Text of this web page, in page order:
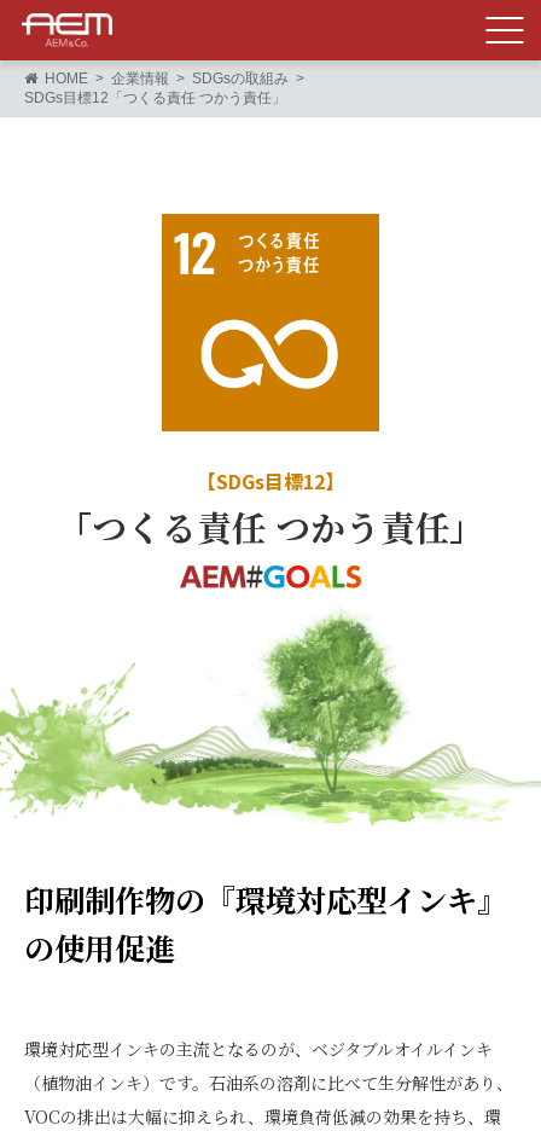
HOME 企業情報
SDGsの取組み
SDGs目標12「つくる責任 つかう責任」
【SDGs目標12】
「つくる責任 つかう責任」
印刷制作物の『環境対応型インキ』
の使用促進
環境対応型インキの主流となるのが、ベジタブルオイルインキ
（植物油インキ）です。石油系の溶剤に比べて生分解性があり、
VOCの排出は大幅に抑えられ、環境負荷低減の効果を持ち、環